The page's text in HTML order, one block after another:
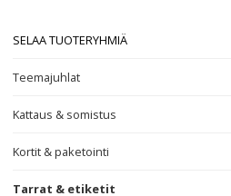
SELAA TUOTERYHMIÄ
Teemajuhlat
Kattaus & somistus
Kortit & paketointi
Tarrat & etiketit